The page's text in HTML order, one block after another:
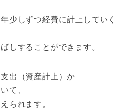
少しずつ経費に計上していく
しすることができます。
出（資産計上）か
て、
られます。